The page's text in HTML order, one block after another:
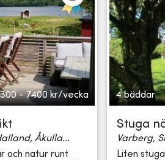
- 7400 kr/vecka
Åkulla...
och natur runt
4 bäddar
Stuga
Varberg,
Liten